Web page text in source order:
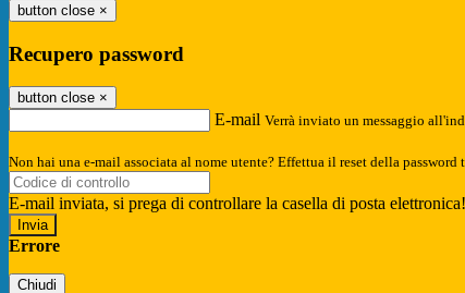
button close ×
Recupero password
button close ×
E-mail Verrà inviato un messaggio
Non hai una e-mail associata al nome utente? Effettua il reset della password
E-mail inviata, si prega di controllare la casella di posta elettronica!
Errore
Chiudi